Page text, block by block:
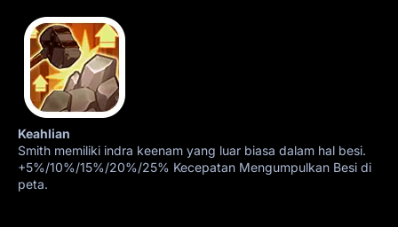
Keahlian
Smith memiliki indra keenam yang luar biasa dalam hal besi.
+5%/10%/15%/20%/25% Kecepatan Mengumpulkan Besi di
peta.